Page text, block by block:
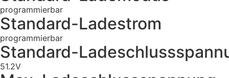
programmierbar
Standard-Ladestrom
programmierbar
Standard-
51.2V